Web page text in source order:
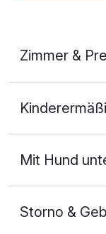
Zimmer &
2 Erwachsene
Mit Hund
Storno &